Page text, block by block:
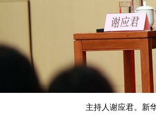
主持人谢应君。新